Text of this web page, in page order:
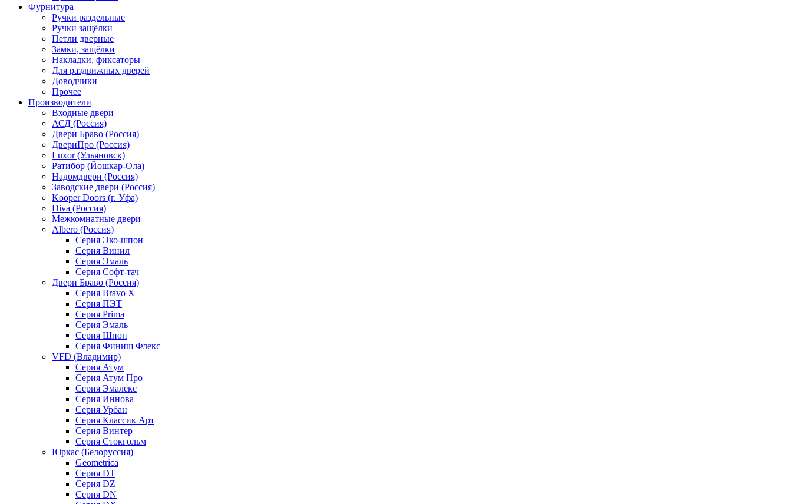
Фурнитура
Ручки раздельные
Ручки защёлки
Петли дверные
Замки, защёлки
Накладки, фиксаторы
Для раздвижных дверей
Доводчики
Прочее
Производители
Входные двери
АСД (Россия)
Двери Браво (Россия)
ДвериПро (Россия)
Luxor (Ульяновск)
Ратибор (Йошкар-Ола)
Надомдвери (Россия)
Заводские двери (Россия)
Kooper Doors (г. Уфа)
Diva (Россия)
Межкомнатные двери
Albero (Россия)
Серия Эко-шпон
Серия Винил
Серия Эмаль
Серия Софт-тач
Двери Браво (Россия)
Серия Bravo X
Серия ПЭТ
Серия Prima
Серия Эмаль
Серия Шпон
Серия Финиш Флекс
VFD (Владимир)
Серия Атум
Серия Атум Про
Серия Эмалекс
Серия Иннова
Серия Урбан
Серия Классик Арт
Серия Винтер
Серия Стокгольм
Юркас (Белоруссия)
Geometrica
Серия DT
Серия DZ
Серия DN